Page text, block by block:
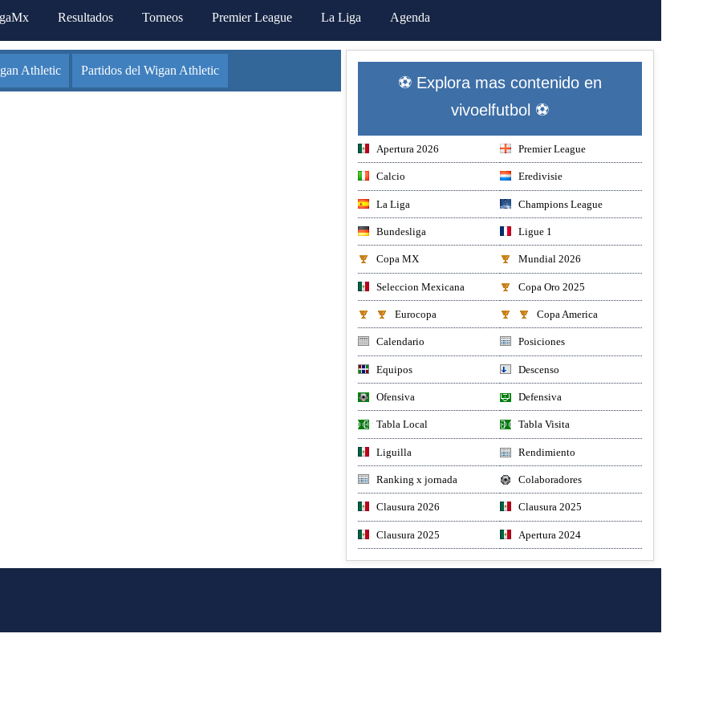
Resultados Torneos Premier League La Liga Agenda
Athletic Partidos del Wigan Athletic
⚽ Explora mas contenido en
vivoelfutbol ⚽
Apertura 2026 Premier League
Calcio Eredivisie
La Liga Champions League
Bundesliga Ligue 1
Copa MX Mundial 2026
Seleccion Mexicana Copa Oro 2025
Eurocopa Copa America
Calendario Posiciones
Equipos Descenso
Ofensiva Defensiva
Tabla Local Tabla Visita
Liguilla Rendimiento
Ranking x jornada Colaboradores
Clausura 2026 Clausura 2025
Clausura 2025 Apertura 2024